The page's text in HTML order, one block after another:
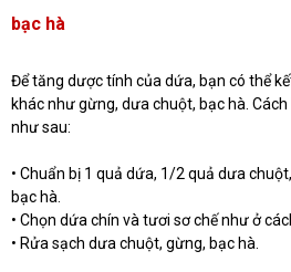
bạc hà
Để tăng dược tính của dứa, bạn có thể
khác như gừng, dưa chuột, bạc hà.
như sau:
• Chuẩn bị 1 quả dứa, 1/2 quả dưa
bạc hà.
• Chọn dứa chín và tươi sơ chế như ở
• Rửa sạch dưa chuột, gừng, bạc hà.